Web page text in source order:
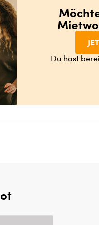
Du hast